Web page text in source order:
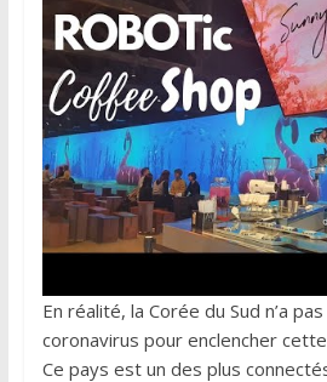
En réalité, la Corée du Sud n’a
coronavirus pour enclencher
Ce pays est un des plus